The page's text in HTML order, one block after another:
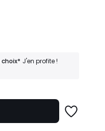
choix* J'en profite !